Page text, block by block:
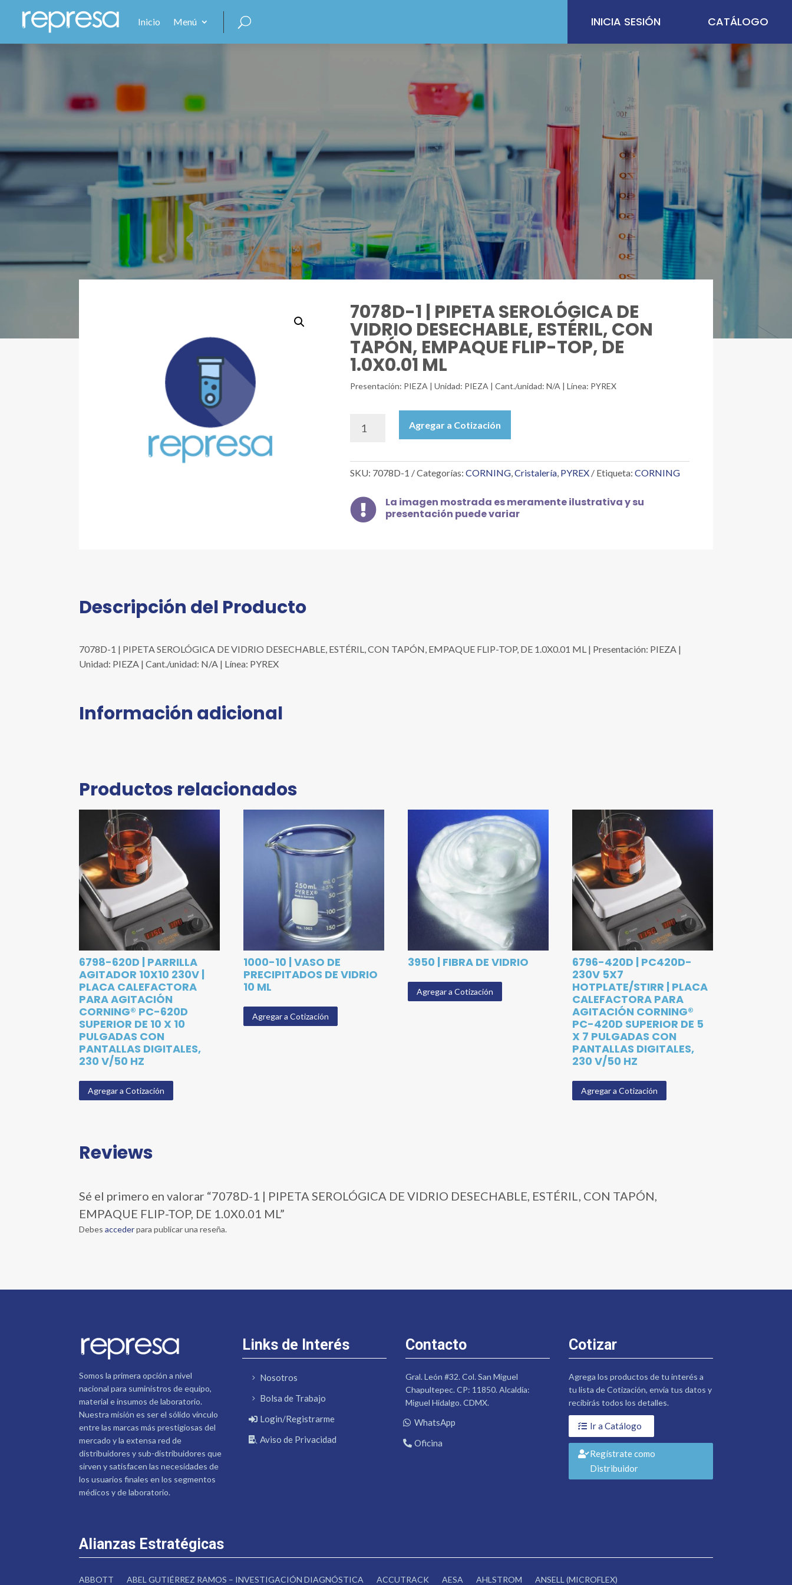
Inicio Menú INICIA SESIÓN CATÁLOGO
7078D-1 | PIPETA SEROLÓGICA DE
VIDRIO DESECHABLE, ESTÉRIL, CON
TAPÓN, EMPAQUE FLIP-TOP, DE
1.0X0.01 ML
Presentación: PIEZA | Unidad: PIEZA | Cant./unidad: N/A | Línea: PYREX
PIPETA
SEROLÓGICA
VIDRIO
DESECHABLE,
cantidad
Agregar a Cotización
SKU: 7078D-1 Categorías:CORNING,Cristalería, PYREX Etiqueta:CORNING

La imagen mostrada es meramente ilustrativa y su
presentación puede variar
Descripción del Producto
7078D-1 | PIPETA SEROLÓGICA DE VIDRIO DESECHABLE, ESTÉRIL, CON TAPÓN, EMPAQUE FLIP-TOP, DE 1.0X0.01 ML | Presentación: PIEZA |
Unidad: PIEZA | Cant./unidad: N/A | Línea: PYREX
Información adicional
Productos relacionados
6798-620D | PARRILLA
AGITADOR 10X10 230V |
PLACA CALEFACTORA
PARA AGITACIÓN
CORNING® PC-620D
SUPERIOR DE 10 X 10
PULGADAS CON
PANTALLAS DIGITALES,
230 V/50 HZ
Agregar a Cotización
1000-10 | VASO DE
PRECIPITADOS DE VIDRIO
10 ML
Agregar a Cotización
3950 | FIBRA DE VIDRIO
Agregar a Cotización
6796-420D | PC420D-
230V 5X7
HOTPLATE/STIRR | PLACA
CALEFACTORA PARA
AGITACIÓN CORNING®
PC-420D SUPERIOR DE 5
X 7 PULGADAS CON
PANTALLAS DIGITALES,
230 V/50 HZ
Agregar a Cotización
Reviews
Sé el primero en valorar “7078D-1 | PIPETA SEROLÓGICA DE VIDRIO DESECHABLE, ESTÉRIL, CON TAPÓN,
EMPAQUE FLIP-TOP, DE 1.0X0.01 ML”
Debesaccederpara publicar una reseña.
Somos la primera opción a nivel
nacional para suministros de equipo,
material e insumos de laboratorio.
Nuestra misión es ser el sólido vínculo
entre las marcas más prestigiosas del
mercado y la extensa red de
distribuidores y sub-distribuidores que
sirven y satisfacen las necesidades de
los usuarios finales en los segmentos
médicos y de laboratorio.
Links de Interés
Nosotros
Bolsa de Trabajo
Login/Registrarme
Aviso de Privacidad
Contacto
Gral. León #32. Col. San Miguel
Chapultepec. CP: 11850. Alcaldía:
Miguel Hidalgo. CDMX.
WhatsApp
Oficina
Cotizar
Agrega los productos de tu interés a
tu lista de Cotización, envía tus datos y
recibirás todos los detalles.
Ir a Catálogo
Regístrate como
Distribuidor
Alianzas Estratégicas
ABBOTT ABEL GUTIÉRREZ RAMOS – INVESTIGACIÓN DIAGNÓSTICA ACCUTRACK AESA AHLSTROM ANSELL (MICROFLEX)